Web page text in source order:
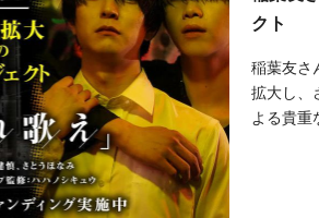
クト
稲葉友さ
拡大し、
よる貴重